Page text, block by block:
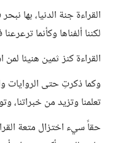
القراءة جنة الدنيا، بها
لكننا ألفناها وكأنما ترعرعنا
القراءة كنز ثمين هنيئا
وكما ذكرتِ حتى الروايات
تعلمنا وتزيد من خبراتنا،
حقاً سيء اختزال متعة